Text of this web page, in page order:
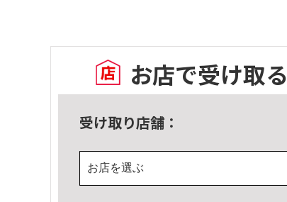
お店で受け取る
受け取り店舗：
お店を選ぶ